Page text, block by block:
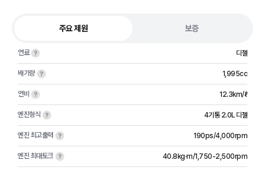
주요 제원 보증
연료 디젤
배기량 1,995cc
연비 12.3km/ℓ
엔진형식 4기통 2.0L 디젤
엔진 최고출력 190ps/4,000rpm
엔진 최대토크 40.8kg·m/1,750-2,500rpm